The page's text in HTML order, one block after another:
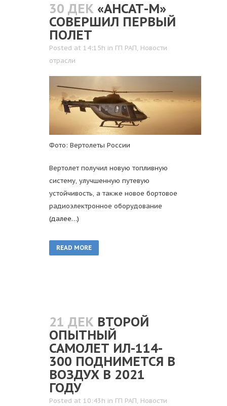
30 ДЕК «АНСАТ-М»
СОВЕРШИЛ ПЕРВЫЙ
ПОЛЕТ
Posted at 14:15h in ГП РАП, Новости
отрасли
Фото: Вертолеты России
Вертолет получил новую топливную
систему, улучшенную путевую
устойчивость, а также новое бортовое
радиоэлектронное оборудование
(далее…)
READ MORE
21 ДЕК ВТОРОЙ
ОПЫТНЫЙ
САМОЛЕТ ИЛ-114-
300 ПОДНИМЕТСЯ В
ВОЗДУХ В 2021
ГОДУ
Posted at 10:43h in ГП РАП, Новости